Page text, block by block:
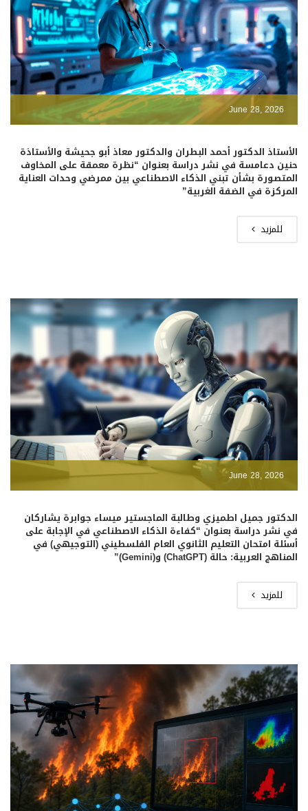
June 28, 2026
الأستاذ الدكتور أحمد البطران والدكتور معاذ أبو جحيشة والأستاذة
حنين دعامسة في نشر دراسة بعنوان “نظرة معمقة على المخاوف
المتصورة بشأن تبني الذكاء الاصطناعي بين ممرضي وحدات العناية
المركزة في الضفة الغربية”
للمزيد
June 28, 2026
الدكتور جميل اطميزي وطالبة الماجستير ميساء جوابرة يشاركان
في نشر دراسة بعنوان “كفاءة الذكاء الاصطناعي في الإجابة على
أسئلة امتحان التعليم الثانوي العام الفلسطيني (التوجيهي) في
المناهج العربية: حالة (ChatGPT) و(Gemini)”
للمزيد